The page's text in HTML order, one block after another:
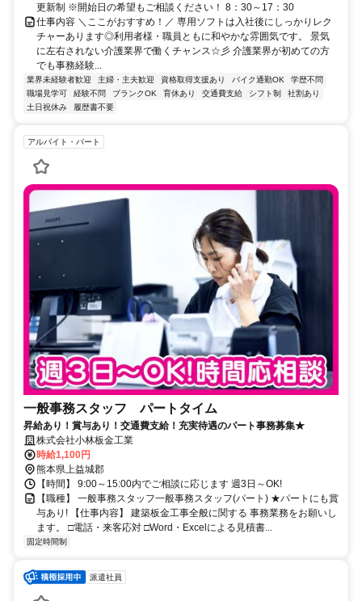
更新制 ※開始日の希望もご相談ください！ 8：30～17：30
仕事内容 ＼ここがおすすめ！／ 専用ソフトは入社後にしっかりレク
チャーあります◎利用者様・職員ともに和やかな雰囲気です。 景気
に左右されない介護業界で働くチャンス☆彡 介護業界が初めての方
でも事務経験...
業界未経験者歓迎 主婦・主夫歓迎 資格取得支援あり バイク通勤OK
学歴不問
職場見学可
経験不問 ブランクOK 育休あり 交通費支給 シフト制
社割あり
土日祝休み
履歴書不要
アルバイト・パート
一般事務スタッフ パートタイム
昇給あり！賞与あり！交通費支給！充実待遇のパート事務募集★
株式会社小林板金工業
時給1,100円
熊本県上益城郡
【時間】 9:00～15:00内でご相談に応じます 週3日～OK!
【職種】 一般事務スタッフ一般事務スタッフ(パート) ★パートにも賞
与あり! 【仕事内容】 建築板金工事全般に関する 事務業務をお願いし
ます。 □電話・来客応対 □Word・Excelによる見積書...
固定時間制
派遣社員